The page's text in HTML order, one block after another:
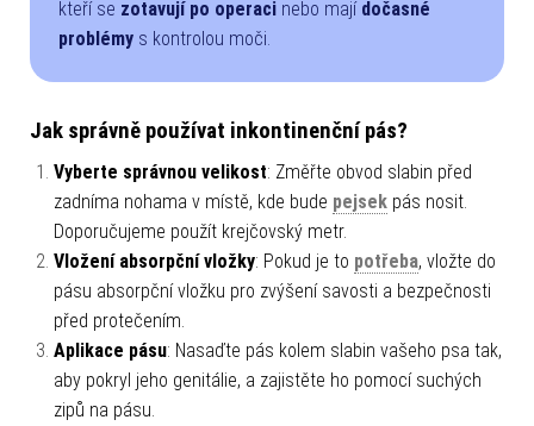
kteří se zotavují po operaci nebo mají dočasné
problémy s kontrolou moči.
Jak správně používat inkontinenční pás?
Vyberte správnou velikost: Změřte obvod slabin před
zadníma nohama v místě, kde bude pejsek pás nosit.
Doporučujeme použít krejčovský metr.
Vložení absorpční vložky: Pokud je to potřeba, vložte do
pásu absorpční vložku pro zvýšení savosti a bezpečnosti
před protečením.
Aplikace pásu: Nasaďte pás kolem slabin vašeho psa tak,
aby pokryl jeho genitálie, a zajistěte ho pomocí suchých
zipů na pásu.